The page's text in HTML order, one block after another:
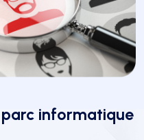
informatique